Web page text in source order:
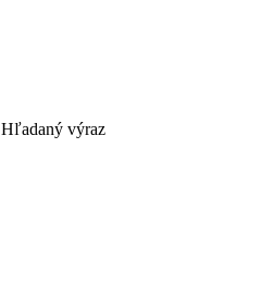
Hľadaný výraz